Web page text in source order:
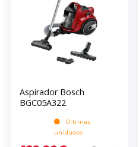
Aspirador Bosch
BGC05A322
Últimas
unidades